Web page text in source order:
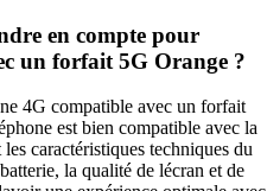
en compte pour
un forfait 5G Orange ?
4G compatible avec un forfait
est bien compatible avec la
caractéristiques techniques du
la qualité de lécran et de